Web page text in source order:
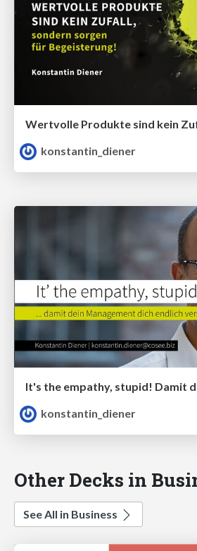
konstantin_diener
konstantin_diener
Other Decks in
See All in Business